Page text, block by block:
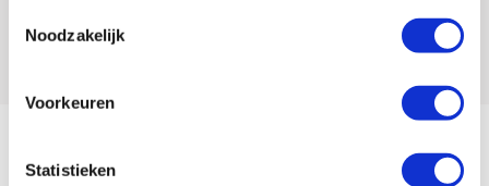
Noodzakelijk
Voorkeuren
Statistieken
Lees alle informatie op de website van Honda